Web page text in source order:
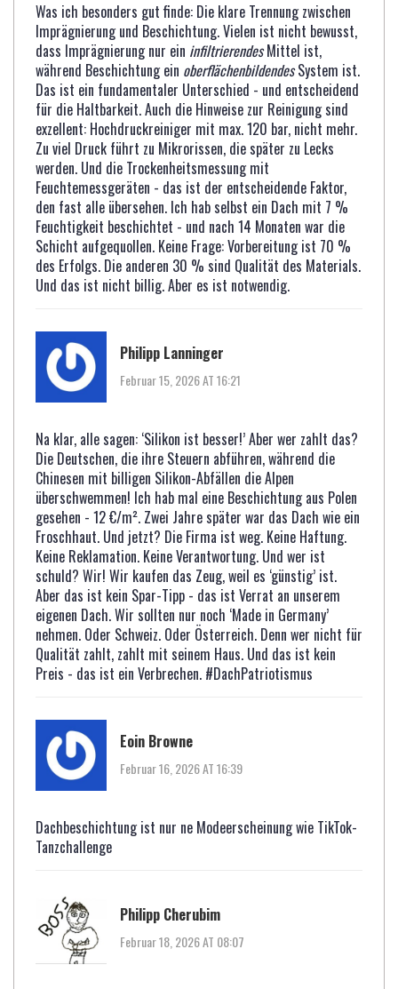
Was ich besonders gut finde: Die klare Trennung zwischen
Imprägnierung und Beschichtung. Vielen ist nicht bewusst,
dass Imprägnierung nur ein infiltrierendesMittel ist,
während Beschichtung ein oberflächenbildendesSystem ist.
Das ist ein fundamentaler Unterschied - und entscheidend
für die Haltbarkeit. Auch die Hinweise zur Reinigung sind
exzellent: Hochdruckreiniger mit max. 120 bar, nicht mehr.
Zu viel Druck führt zu Mikrorissen, die später zu Lecks
werden. Und die Trockenheitsmessung mit
Feuchtemessgeräten - das ist der entscheidende Faktor,
den fast alle übersehen. Ich hab selbst ein Dach mit 7 %
Feuchtigkeit beschichtet - und nach 14 Monaten war die
Schicht aufgequollen. Keine Frage: Vorbereitung ist 70 %
des Erfolgs. Die anderen 30 % sind Qualität des Materials.
Und das ist nicht billig. Aber es ist notwendig.
Philipp Lanninger
Februar 15, 2026 AT 16:21
Na klar, alle sagen: ‘Silikon ist besser!’ Aber wer zahlt das?
Die Deutschen, die ihre Steuern abführen, während die
Chinesen mit billigen Silikon-Abfällen die Alpen
überschwemmen! Ich hab mal eine Beschichtung aus Polen
gesehen - 12 €/m². Zwei Jahre später war das Dach wie ein
Froschhaut. Und jetzt? Die Firma ist weg. Keine Haftung.
Keine Reklamation. Keine Verantwortung. Und wer ist
schuld? Wir! Wir kaufen das Zeug, weil es ‘günstig’ ist.
Aber das ist kein Spar-Tipp - das ist Verrat an unserem
eigenen Dach. Wir sollten nur noch ‘Made in Germany’
nehmen. Oder Schweiz. Oder Österreich. Denn wer nicht für
Qualität zahlt, zahlt mit seinem Haus. Und das ist kein
Preis - das ist ein Verbrechen. #DachPatriotismus
Eoin Browne
Februar 16, 2026 AT 16:39
Dachbeschichtung ist nur ne Modeerscheinung wie TikTok-
Tanzchallenge
Philipp Cherubim
Februar 18, 2026 AT 08:07